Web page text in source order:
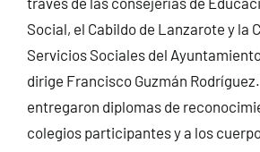
Social, el Cabildo de Lanzarote y la
Servicios Sociales del
dirige Francisco Guzmán
entregaron diplomas de
colegios participantes y a los